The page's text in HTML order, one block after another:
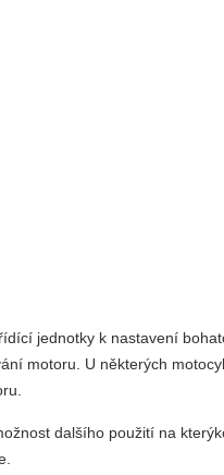
jednotky k nastavení
motoru. U některých
dalšího použití na